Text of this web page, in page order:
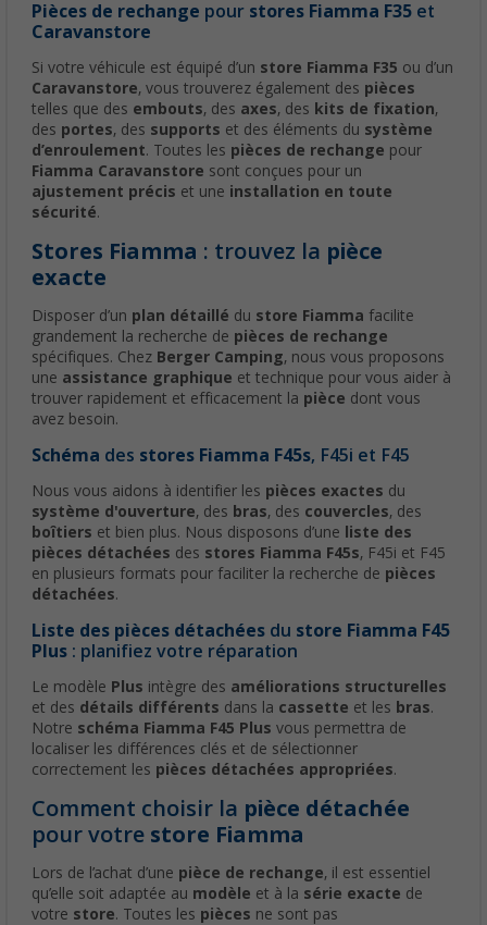
Pièces de rechange pour stores Fiamma F35 et
Caravanstore
Si votre véhicule est équipé d’un store Fiamma F35 ou d’un
Caravanstore, vous trouverez également des pièces
telles que des embouts, des axes, des kits de fixation,
des portes, des supports et des éléments du système
d’enroulement. Toutes les pièces de rechange pour
Fiamma Caravanstore sont conçues pour un
ajustement précis et une installation en toute
sécurité.
Stores Fiamma : trouvez la pièce
exacte
Disposer d’un plan détaillé du store Fiamma facilite
grandement la recherche de pièces de rechange
spécifiques. Chez Berger Camping, nous vous proposons
une assistance graphique et technique pour vous aider à
trouver rapidement et efficacement la pièce dont vous
avez besoin.
Schéma des stores Fiamma F45s, F45i et F45
Nous vous aidons à identifier les pièces exactes du
système d'ouverture, des bras, des couvercles, des
boîtiers et bien plus. Nous disposons d’une
liste des
pièces détachées des stores Fiamma F45s, F45i et F45
en plusieurs formats pour faciliter la recherche de pièces
détachées.
Liste des pièces détachées du store Fiamma F45
Plus : planifiez votre réparation
Le modèle Plus intègre des améliorations structurelles
et des détails différents dans la cassette et les bras.
Notre schéma Fiamma F45 Plus vous permettra de
localiser les différences clés et de sélectionner
correctement les pièces détachées appropriées.
Comment choisir la pièce détachée
pour votre store Fiamma
Lors de l’achat d’une pièce de rechange, il est essentiel
qu’elle soit adaptée au modèle et à la série exacte de
votre store. Toutes les pièces ne sont pas